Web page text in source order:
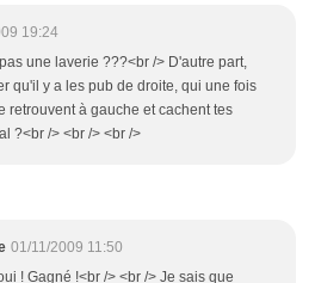
19:24
une laverie ???<br /> D'autre part,
qu'il y a les pub de droite, qui une fois
retrouvent à gauche et cachent tes
?<br /> <br /> <br />
01/11/2009 11:50
! Gagné !<br /> <br /> Je sais que